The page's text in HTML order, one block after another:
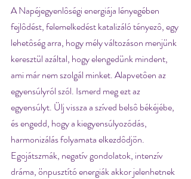
A Napéjegyenlôségi energiája lényegében
fejlôdést, felemelkedést katalizáló tényezô, egy
lehetôség arra, hogy mély változáson menjünk
keresztül azáltal, hogy elengedünk mindent,
ami már nem szolgál minket. Alapvetôen az
egyensúlyról szól. Ismerd meg ezt az
egyensúlyt. Ülj vissza a szíved belsô békéjébe,
és engedd, hogy a kiegyensúlyozódás,
harmonizálás folyamata elkezdôdjön.
Egojátszmák, negatív gondolatok, intenzív
dráma, önpusztító energiák akkor jelenhetnek